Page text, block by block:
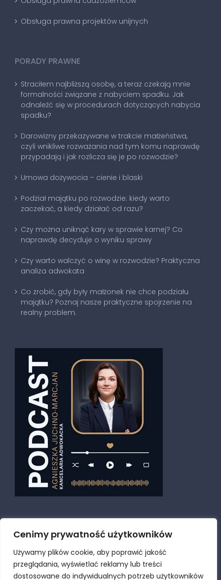
Cenimy prywatność użytkowników
Używamy plików cookie, aby poprawić jakość
przeglądania, wyświetlać reklamy lub treści
dostosowane do indywidualnych potrzeb użytkowników
Obsługa prawna projektów unijnych
PORADY PRAWNE
Straciłem najbliższą osobę, a teraz czekają mnie
formalności związane z nabyciem spadku. Jak
odnaleźć się w procedurach dotyczących nabycia
spadku?
Darowizny przekazywane w trakcie małżeństwa,
czyli wnikliwe rozważania nad tym komu naprawdę
przypadają i jak rozlicza się je po rozwodzie?
Umowa dożywocia – cienie i blaski
Podział majątku po rozwodzie: kiedy warto
zaczekać, a kiedy działać od razu?
Czy można uniknąć kary w sprawie karnej? Co
naprawdę decyduje o wyniku sprawy
Czy warto walczyć o winę w rozwodzie? Praktyczna
analiza adwokata
Co zrobić, gdy były małżonek nie chce podziału
majątku? Poznaj nasze praktyczne spojrzenie na
realny problem.